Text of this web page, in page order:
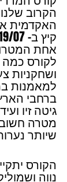
הקרוב
האקדמית
קיץ ב- 19/07.
אחת
לקורס כמה
ושחקניות
למאמנות
ברחבי
גיטה זיו
מטרה
שיותר
הקורס
נווה